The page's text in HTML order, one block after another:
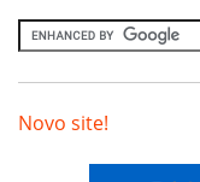
Novo site!